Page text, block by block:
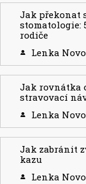
Jak překonat
rodiče
Lenka
Jak rovnátka
stravovací
Lenka
Jak zabránit
kazu
Lenka